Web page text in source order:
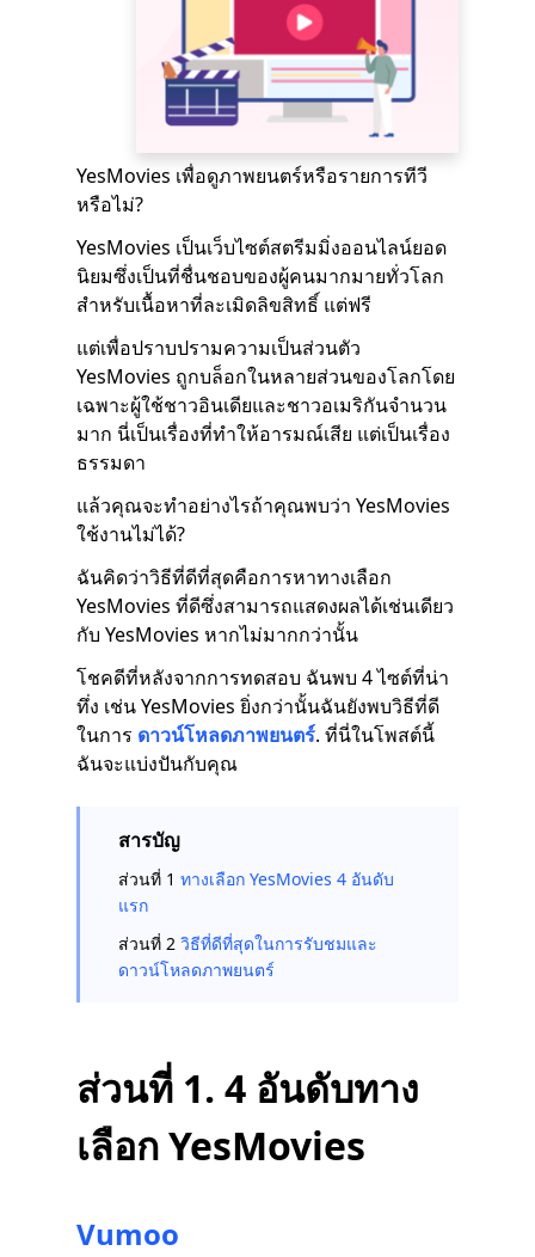
YesMovies เพื่อดูภาพยนตร์หรือรายการทีวี
หรือไม่?
YesMovies เป็นเว็บไซต์สตรีมมิ่งออนไลน์ยอด
นิยมซึ่งเป็นที่ชื่นชอบของผู้คนมากมายทั่วโลก
สำหรับเนื้อหาที่ละเมิดลิขสิทธิ์ แต่ฟรี
แต่เพื่อปราบปรามความเป็นส่วนตัว
YesMovies ถูกบล็อกในหลายส่วนของโลกโดย
เฉพาะผู้ใช้ชาวอินเดียและชาวอเมริกันจำนวน
มาก นี่เป็นเรื่องที่ทำให้อารมณ์เสีย แต่เป็นเรื่อง
ธรรมดา
แล้วคุณจะทำอย่างไรถ้าคุณพบว่า YesMovies
ใช้งานไม่ได้?
ฉันคิดว่าวิธีที่ดีที่สุดคือการหาทางเลือก
YesMovies ที่ดีซึ่งสามารถแสดงผลได้เช่นเดียว
กับ YesMovies หากไม่มากกว่านั้น
โชคดีที่หลังจากการทดสอบ ฉันพบ 4 ไซต์ที่น่า
ทึ่ง เช่น YesMovies ยิ่งกว่านั้นฉันยังพบวิธีที่ดี
ในการ ดาวน์โหลดภาพยนตร์. ที่นี่ในโพสต์นี้
ฉันจะแบ่งปันกับคุณ
สารบัญ
ส่วนที่ 1 ทางเลือก YesMovies 4 อันดับ
แรก
ส่วนที่ 2 วิธีที่ดีที่สุดในการรับชมและ
ดาวน์โหลดภาพยนตร์
ส่วนที่ 1. 4 อันดับทาง
เลือก YesMovies
Vumoo